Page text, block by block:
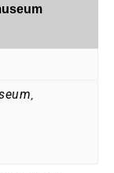
,